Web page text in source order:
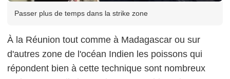
Passer plus de temps dans la strike zone
À la Réunion tout comme à Madagascar ou sur
d'autres zone de l'océan Indien les poissons qui
répondent bien à cette technique sont nombreux